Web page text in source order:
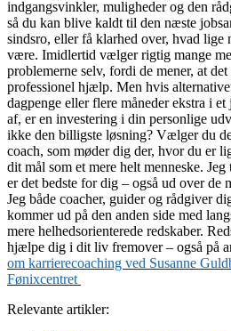
indgangsvinkler, muligheder og den
så du kan blive kaldt til den næste
sindsro, eller få klarhed over, hvad lige
være. Imidlertid vælger rigtig mange
problemerne selv, fordi de mener, at
professionel hjælp. Men hvis
dagpenge eller flere måneder ekstra i
af, er en investering i din personlige
ikke den billigste løsning? Vælger du
coach, som møder dig der, hvor du er
dit mål som et mere helt menneske.
er det bedste for dig – også ud over de
Jeg både coacher, guider og rådgiver
kommer ud på den anden side med
mere helhedsorienterede redskaber.
hjælpe dig i dit liv fremover – også på
om karrierecoaching ved Susanne
Fønixcentret
Relevante artikler: